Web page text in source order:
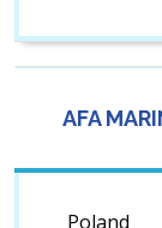
AFA
Poland